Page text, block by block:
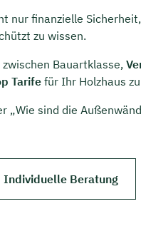
nur finanzielle
zu wissen.
Bauartklasse,
Tarifefür Ihr Holzhaus
„Wie sind die
Individuelle Beratung